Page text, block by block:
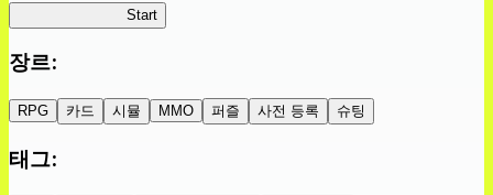
Start
장르:
RPG 카드 시뮬 MMO 퍼즐 사전 등록 슈팅
태그: